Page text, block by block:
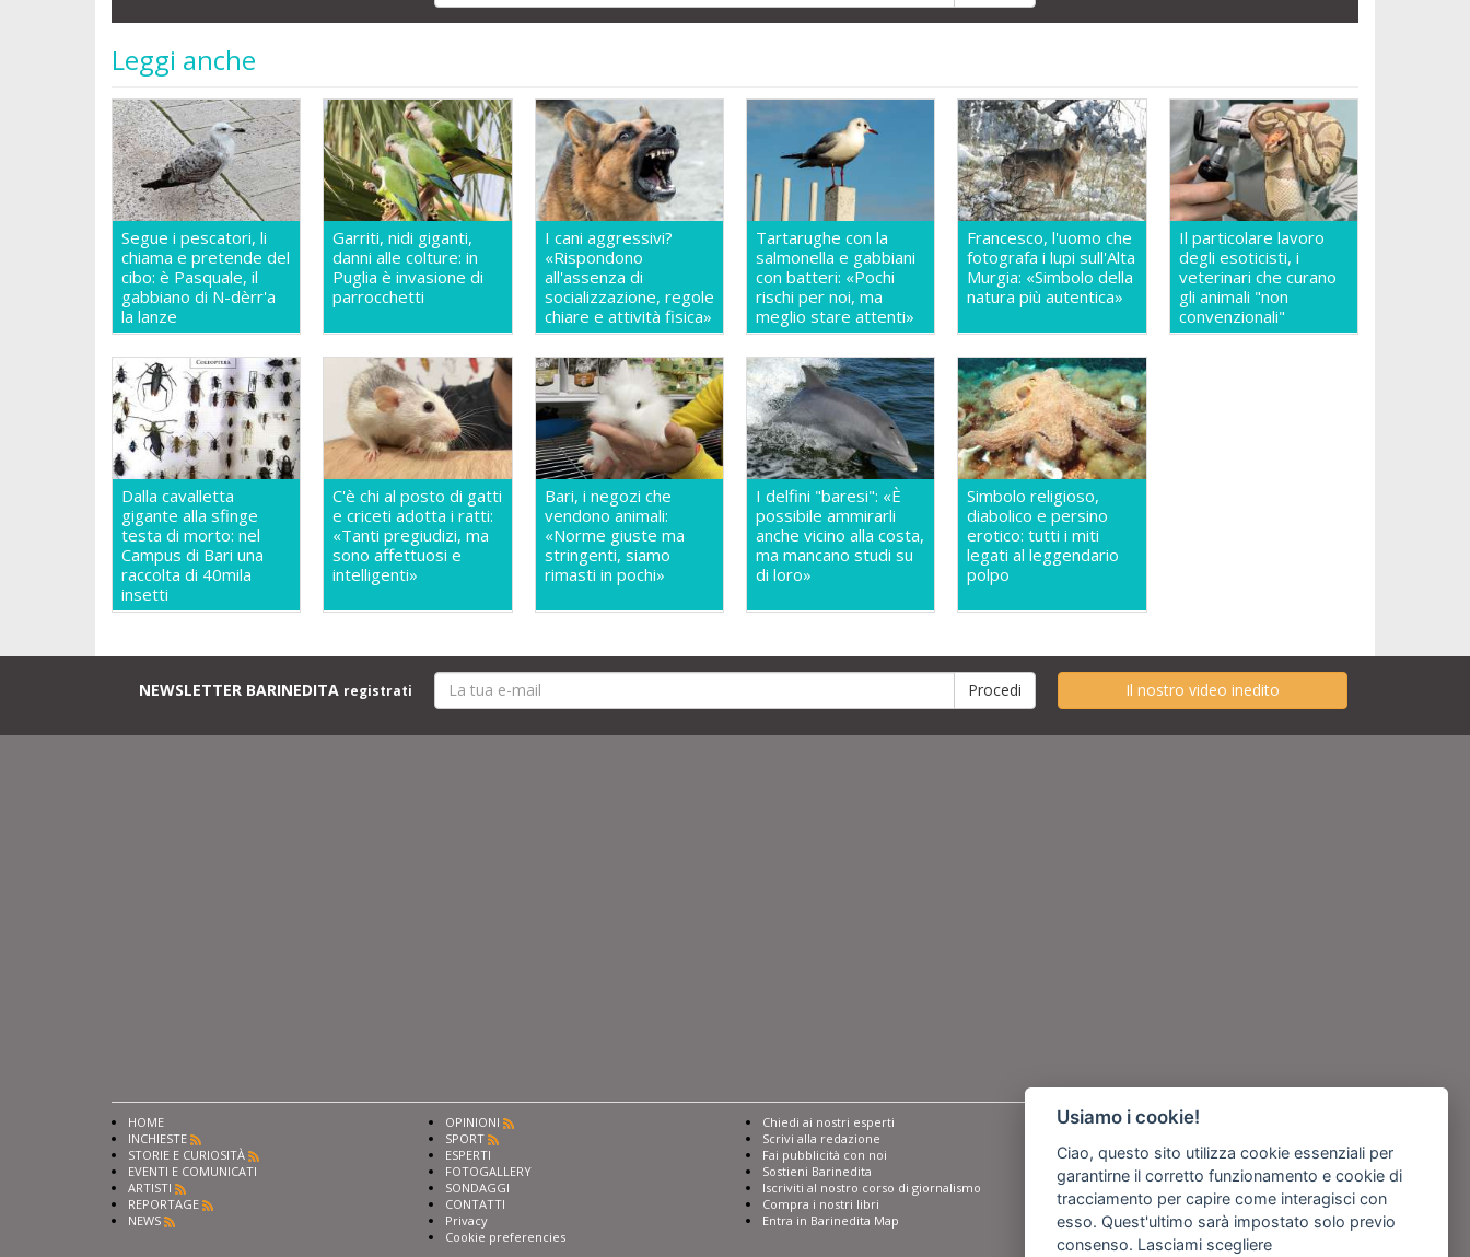
Leggi anche
Segue i pescatori, li
chiama e pretende del
cibo: è Pasquale, il
gabbiano di N-dèrr'a
la lanze
Garriti, nidi giganti,
danni alle colture: in
Puglia è invasione di
parrocchetti
I cani aggressivi?
«Rispondono
all'assenza di
socializzazione, regole
chiare e attività fisica»
Tartarughe con la
salmonella e gabbiani
con batteri: «Pochi
rischi per noi, ma
meglio stare attenti»
Francesco, l'uomo che
fotografa i lupi sull'Alta
Murgia: «Simbolo della
natura più autentica»
Il particolare lavoro
degli esoticisti, i
veterinari che curano
gli animali "non
convenzionali"
Dalla cavalletta
gigante alla sfinge
testa di morto: nel
Campus di Bari una
raccolta di 40mila
insetti
C'è chi al posto di gatti
e criceti adotta i ratti:
«Tanti pregiudizi, ma
sono affettuosi e
intelligenti»
Bari, i negozi che
vendono animali:
«Norme giuste ma
stringenti, siamo
rimasti in pochi»
I delfini "baresi": «È
possibile ammirarli
anche vicino alla costa,
ma mancano studi su
di loro»
Simbolo religioso,
diabolico e persino
erotico: tutti i miti
legati al leggendario
polpo
NEWSLETTER BARINEDITA registrati Il nostro video inedito
HOME
INCHIESTE
STORIE E CURIOSITÀ
EVENTI E COMUNICATI
ARTISTI
REPORTAGE
NEWS
OPINIONI
SPORT
ESPERTI
FOTOGALLERY
SONDAGGI
CONTATTI
Privacy
Cookie preferencies
Chiedi ai nostri esperti
Scrivi alla redazione
Fai pubblicità con noi
Sostieni Barinedita
Iscriviti al nostro corso di giornalismo
Compra i nostri libri
Entra in Barinedita Map
Seguici su
Usiamo i cookie!
Ciao, questo sito utilizza cookie essenziali per
garantirne il corretto funzionamento e cookie di
tracciamento per capire come interagisci con
esso. Quest'ultimo sarà impostato solo previo
consenso. Lasciami scegliere